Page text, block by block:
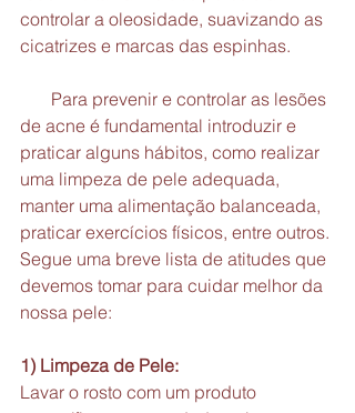
controlar a oleosidade, suavizando as
cicatrizes e marcas das espinhas.
de acne é fundamental introduzir e
praticar alguns hábitos, como realizar
uma limpeza de pele adequada,
manter uma alimentação balanceada,
praticar exercícios físicos, entre outros.
Segue uma breve lista de atitudes que
devemos tomar para cuidar melhor da
nossa pele:
1) Limpeza de Pele:
Lavar o rosto com um produto